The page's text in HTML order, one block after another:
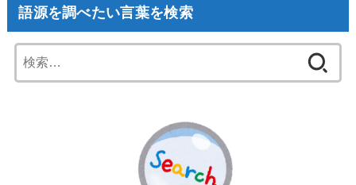
語源を調べたい言葉を検索
索: